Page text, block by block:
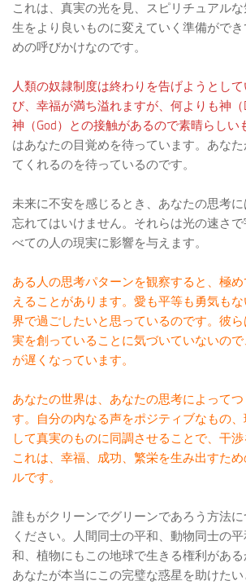
これは、真実の光を見、スピリチュアル
生をより良いものに変えていく準備がで
めの呼びかけなのです。
人類の奴隷制度は終わりを告げようとし
び、幸福が満ち溢れますが、何よりも神（
神（God）との接触があるので素晴らしい
はあなたの目覚めを待っています。あな
てくれるのを待っているのです。
未来に不安を感じるとき、あなたの思考
忘れてはいけません。それらは光の速さ
べての人の現実に影響を与えます。
ある人の思考パターンを観察すると、極
えることがあります。愛も平等も勇気も
界で過ごしたいと思っているのです。彼
実を創っていることに気づいていないの
が遅くなっています。
あなたの世界は、あなたの思考によって
す。自分の内なる声をポジティブなもの
して真実のものに同調させることで、干渉
これは、幸福、成功、繁栄を生み出すた
ルです。
誰もがクリーンでグリーンであろう方法
ください。人間同士の平和、動物同士の
和、植物にもこの地球で生きる権利がある
あなたが本当にこの完璧な惑星を助けた